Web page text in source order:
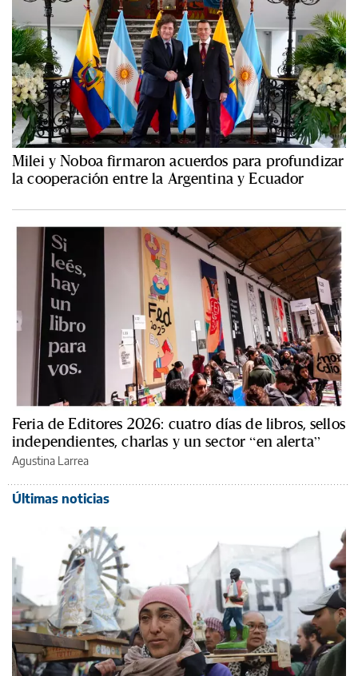
Milei y Noboa firmaron acuerdos para profundizar
la cooperación entre la Argentina y Ecuador
Feria de Editores 2026: cuatro días de libros, sellos
independientes, charlas y un sector “en alerta”
Agustina Larrea
Últimas noticias